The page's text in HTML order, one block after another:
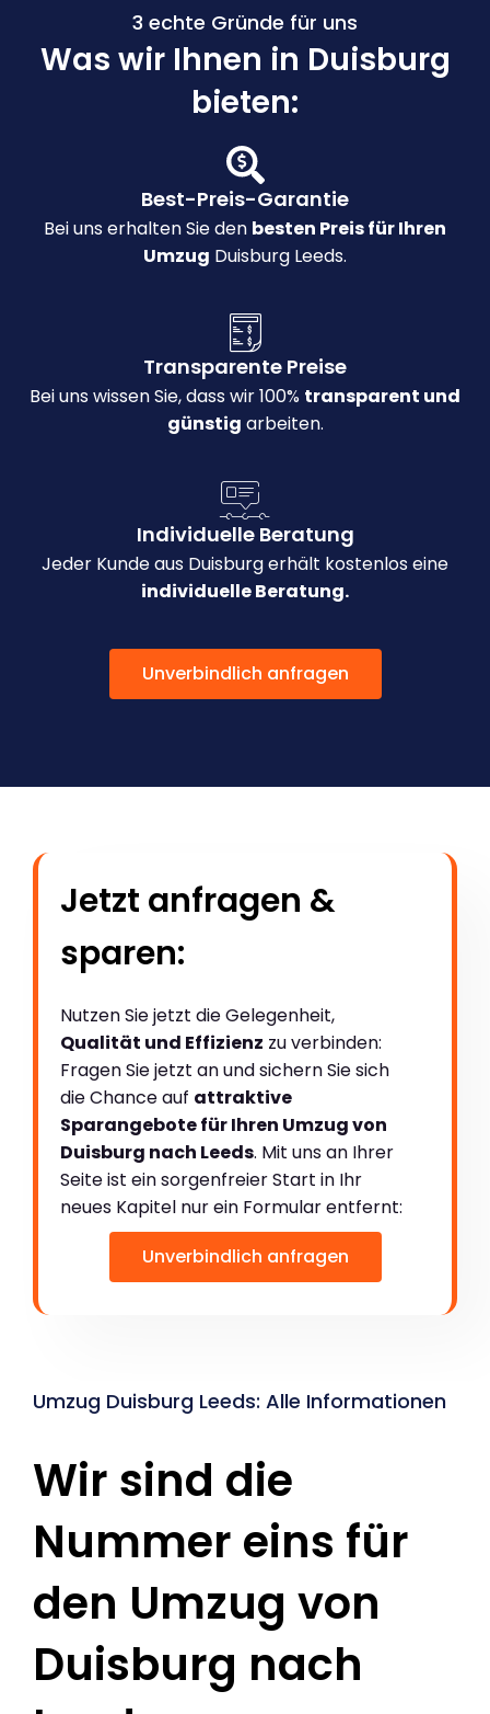
3 echte Gründe für uns
Was wir Ihnen in Duisburg
bieten:
Best-Preis-Garantie
Bei uns erhalten Sie den besten Preis für Ihren
Umzug Duisburg Leeds.
Transparente Preise
Bei uns wissen Sie, dass wir 100% transparent und
günstig arbeiten.
Individuelle Beratung
Jeder Kunde aus Duisburg erhält kostenlos eine
individuelle Beratung.
Unverbindlich anfragen
Jetzt anfragen &
sparen:
Nutzen Sie jetzt die Gelegenheit,
Qualität und Effizienz zu verbinden:
Fragen Sie jetzt an und sichern Sie sich
die Chance auf attraktive
Sparangebote für Ihren Umzug von
Duisburg nach Leeds. Mit uns an Ihrer
Seite ist ein sorgenfreier Start in Ihr
neues Kapitel nur ein Formular entfernt:
Unverbindlich anfragen
Umzug Duisburg Leeds: Alle Informationen
Wir sind die
Nummer eins für
den Umzug von
Duisburg nach